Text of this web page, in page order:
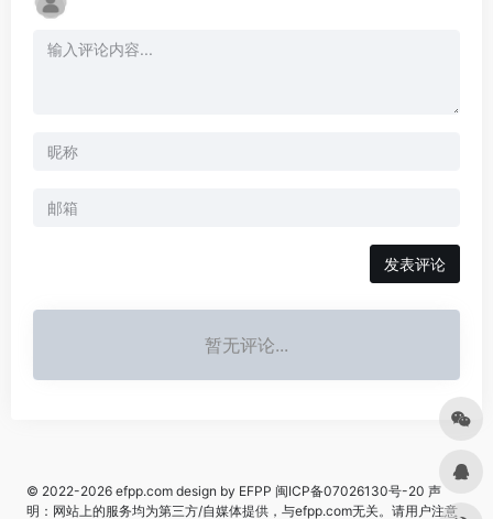
发表评论
暂无评论...
© 2022-2026 efpp.com design by EFPP 闽ICP备07026130号-20 声
明：网站上的服务均为第三方/自媒体提供，与efpp.com无关。请用户注意